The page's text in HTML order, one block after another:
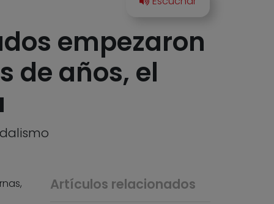
empezaron
de años, el
Artículos relacionados